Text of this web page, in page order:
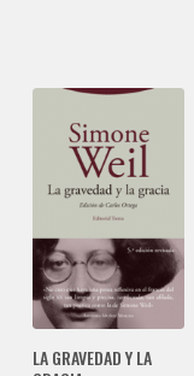
LA GRAVEDAD Y LA